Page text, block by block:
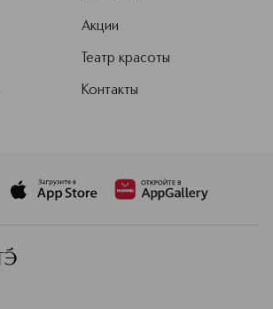
Акции
Театр красоты
Контакты